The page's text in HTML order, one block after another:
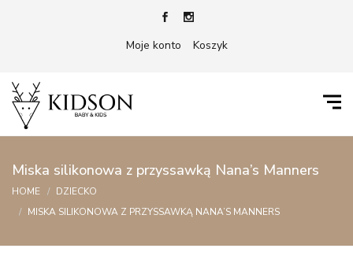
Moje konto Koszyk
Miska silikonowa z przyssawką Nana’s Manners
HOME
DZIECKO
MISKA SILIKONOWA Z PRZYSSAWKĄ NANA’S MANNERS